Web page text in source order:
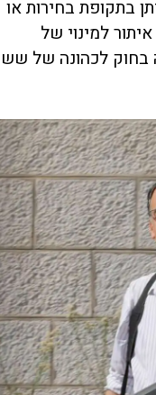
בתקופת בחירות או
למינוי של
בחוק לכהונה של שש